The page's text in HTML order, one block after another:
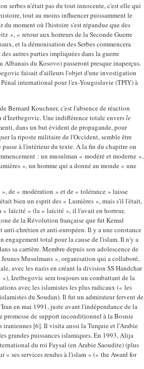
serbes n'était pas du tout innocente, c'est elle qui
tout au moins influencer puissamment le
moment où l'histoire s'est répandue que des
», « retour aux horreurs de la Seconde Guerre
et la démonisation des Serbes commencera
autres parties impliquées dans la guerre
Albanais du Kosovo) passeront presque inaperçus.
faisait d'ailleurs l'objet d'une investigation
international pour l'ex-Yougoslavie (TPIY) à
Bernard Kouchner, c'est l'absence de réaction
d'Izetbegovic. Une indifférence totale enversle
dans un but évident de propagande, pour
la riposte militaire de l'Occident, semble être
passe à l'intérieur du texte. A la fin du chapitre on
: un musulman « modéré et moderne »,
», un homme qui a donné au monde « une
de « modération » et de « tolérance » laisse
bien un esprit des « Lumières », mais s'il l'était,
« laïcité » (la « laïcité », il l'avait en horreur,
de la Révolution française que fut Kemal
anti-chrétien et anti-européen. Il y a une constance
engagement total pour la cause de l'islam. Il n'y a
sa carrière. Membre depuis son adolescence de
Musulmans », organisation qui a collaboré,
avec les nazis en créant la division SS Handchar
Izetbegovic sera toujours un combattant de la
avec les islamistes les plus radicaux (« les
du Soudan). Il fut un admirateur fervent de
en mai 1991, juste avant l'indépendance de la
promesse de support inconditionnel à la Bosnie
iraniennes [6]. Il visita aussi la Turquie et l'Arabie
grandes puissances islamiques. En 1993, Alija
du roi Faysal (en Arabie Saoudite) (plus
« ses services rendus à l'islam » (« the Award for